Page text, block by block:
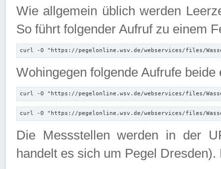
Wie allgemein üblich werden
So führt folgender Aufruf zu einem
curl -O "https://pegelonline.wsv.de/webservices/files/
Wohingegen folgende Aufrufe beide
curl -O "https://pegelonline.wsv.de/webservices/files/
curl -O "https://pegelonline.wsv.de/webservices/files/
Die Messstellen werden in der
handelt es sich um Pegel